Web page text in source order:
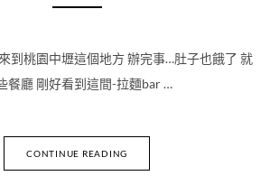
到桃園中壢這個地方 辦完事…肚子也餓了 就
餐廳 剛好看到這間-拉麵bar …
CONTINUE READING